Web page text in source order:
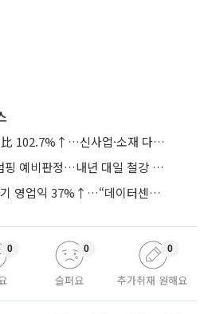
에코프로, 영업익 전년比 102.7%↑…신사업·소재 다각화 박차
日, 한국산 도금강판 덤핑 예비판정…내년 대일 철강 수출 ‘빨간불’
HD현대일렉트릭, 2분기 영업익 37%↑…“데이터센터 사업, 새로운 성장 축”
0
슬퍼요
0
추가취재 원해요
0